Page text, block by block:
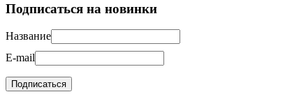
Подписаться на новинки
Название
E-mail